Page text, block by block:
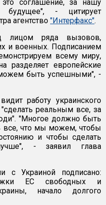
соглашение, за нашу
будущее", - цитирует
агентство "Интерфакс".
лицом ряда вызовов,
и военных. Подписанием
всему миру,
разделяет европейские
быть успешными", -
работу украинского
реальным все, за
"Многое должно быть
все, что мы можем, чтобы
и чтобы сделать
- заявил глава
с Украиной подписано:
ЕС свободных и
начало долгого